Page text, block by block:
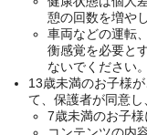
憩の回数を増や
車両などの運転
衡感覚を必要と
ないでください。
13歳未満のお子様
て、保護者が同意し
7歳未満のお子様
コンテンツの内